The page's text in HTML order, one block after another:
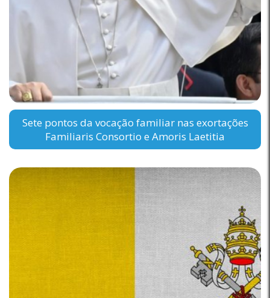
Sete pontos da vocação familiar nas exortações
Familiaris Consortio e Amoris Laetitia